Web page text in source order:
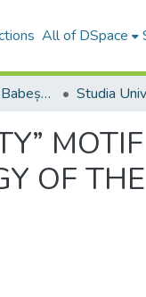
All of DSpace
Studia Universitatis Babeș-Bolyai Collection
OF